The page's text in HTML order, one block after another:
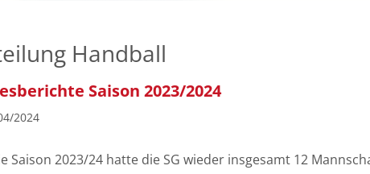
Handball
Saison 2023/2024
2024
Saison 2023/24 hatte die SG wieder insgesamt 12